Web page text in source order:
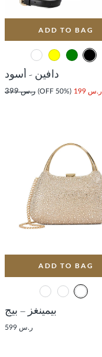
ADD TO BAG
دافين - أسود
ر.س 199 (50% OFF) ر.س 399
ADD TO BAG
بيمينغز – بيج
ر.س 599